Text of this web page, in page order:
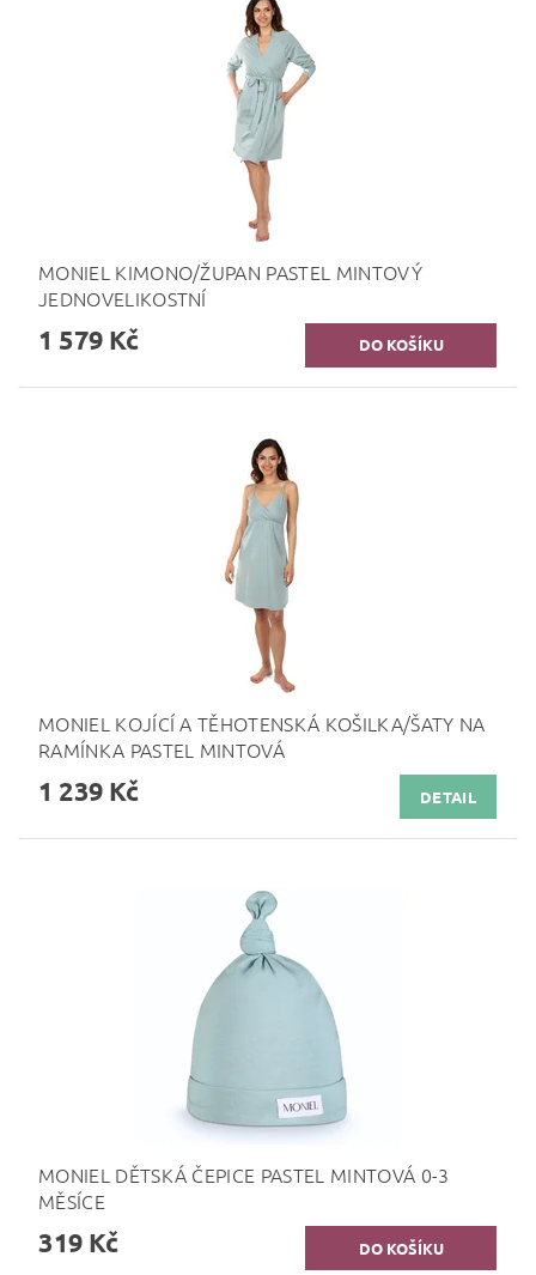
MONIEL KIMONO/ŽUPAN PASTEL MINTOVÝ
JEDNOVELIKOSTNÍ
1 579 Kč
MONIEL KOJÍCÍ A TĚHOTENSKÁ KOŠILKA/ŠATY NA
RAMÍNKA PASTEL MINTOVÁ
1 239 Kč DETAIL
MONIEL DĚTSKÁ ČEPICE PASTEL MINTOVÁ 0-3
MĚSÍCE
319 Kč